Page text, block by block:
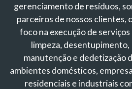
gerenciamento de resíduos,
parceiros de nossos clientes,
foco na execução de serviços
limpeza, desentupimento,
manutenção e dedetização
ambientes domésticos,
residenciais e industriais